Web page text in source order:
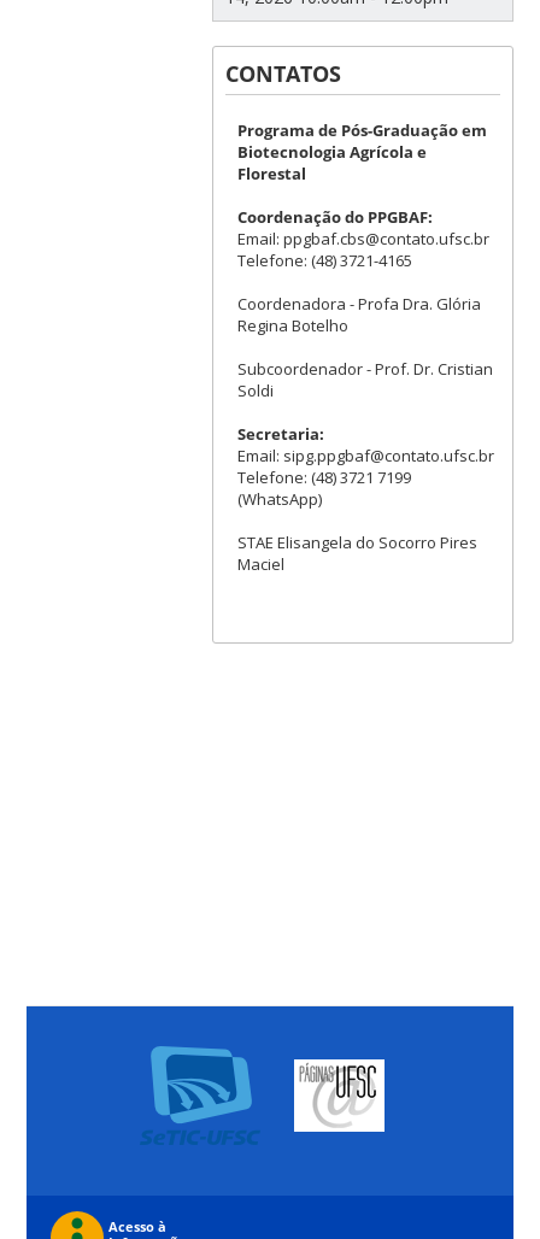
CONTATOS
Programa de Pós-Graduação em
Biotecnologia Agrícola e
Florestal
Coordenação do PPGBAF:
Email: ppgbaf.cbs@contato.ufsc.br
Telefone: (48) 3721-4165
Coordenadora - Profa Dra. Glória
Regina Botelho
Subcoordenador - Prof. Dr. Cristian
Soldi
Secretaria:
Email: sipg.ppgbaf@contato.ufsc.br
Telefone: (48) 3721 7199
(WhatsApp)
STAE Elisangela do Socorro Pires
Maciel